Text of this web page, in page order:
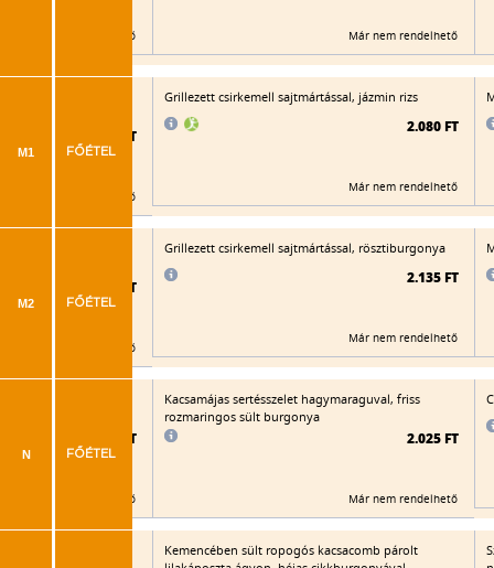
Már nem rendelhető Már nem rendelhető
M1 FŐÉTEL
2.195 FT
Már nem rendelhető
Grillezett csirkemell sajtmártással, jázmin rizs
2.080 FT
Már nem rendelhető
M2 FŐÉTEL
2.215 FT
Már nem rendelhető
Grillezett csirkemell sajtmártással, rösztiburgonya
2.135 FT
Már nem rendelhető
N FŐÉTEL
2.090 FT
Már nem rendelhető
Kacsamájas sertésszelet hagymaraguval, friss
rozmaringos sült burgonya
2.025 FT
Már nem rendelhető
Kemencében sült ropogós kacsacomb párolt